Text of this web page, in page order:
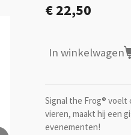
€ 22,50
In winkelwagen
Signal the Frog®️ voelt
vieren, maakt hij een
evenementen!